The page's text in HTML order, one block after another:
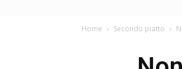
Home Secondo piatto